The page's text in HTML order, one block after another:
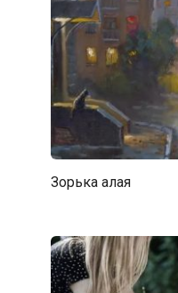
Зорька алая